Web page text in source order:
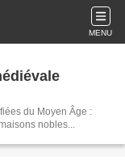
MENU
du Moyen Âge :
nobles...